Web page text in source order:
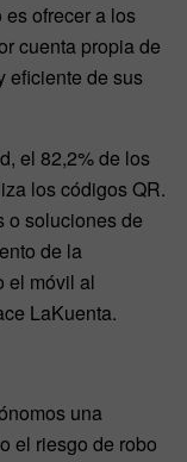
ofrecer a los
cuenta propia de
eficiente de sus
el 82,2% de los
los códigos QR.
o soluciones de
de la
el móvil al
LaKuenta.
una
el riesgo de robo